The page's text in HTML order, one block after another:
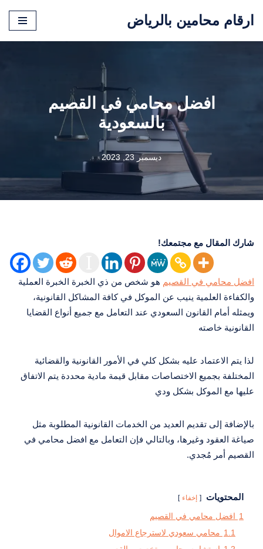
تخطى
ارقام محامين بالرياض
افضل محامي في القصيم
بالسعودية
ديسمبر 23, 2023
شارك المقال مع مجتمعك!
افضل محامي في القصيم هو شخص من ذي الخبرة الخبرة العملية
والكفاءة العلمية ينيب عن الموكل في كافة المشاكل القانونية،
ويمثله أمام القانون السعودي عند التعامل مع جميع أنواع القضايا
القانونية خاصته
لذا يتم الاعتماد عليه بشكل كلي في الأمور القانونية والقضائية
المختلفة بجميع الاختصاصات مقابل قيمة مادية محددة يتم الاتفاق
عليها مع الموكل بشكل ودي
بالإضافة إلى تقديم العديد من الخدمات القانونية المطلوبة مثل
صياغة العقود وغيرها، وبالتالي فإن التعامل مع افضل محامي في
القصيم أمر مُجدي.
المحتويات إخفاء
1
افضل محامي في القصيم
1.1 محامي سعودي لاسترجاع الاموال